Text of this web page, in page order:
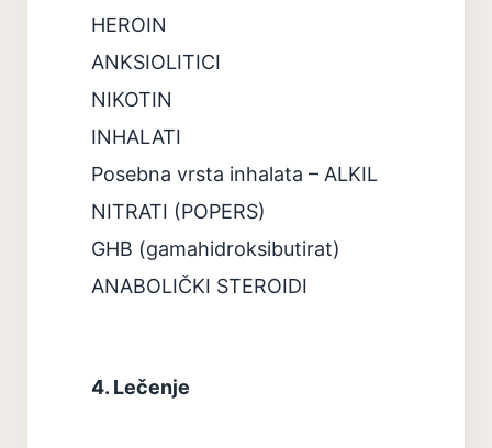
HEROIN
ANKSIOLITICI
NIKOTIN
INHALATI
Posebna vrsta inhalata – ALKIL
NITRATI (POPERS)
GHB (gamahidroksibutirat)
ANABOLIČKI STEROIDI
4. Lečenje